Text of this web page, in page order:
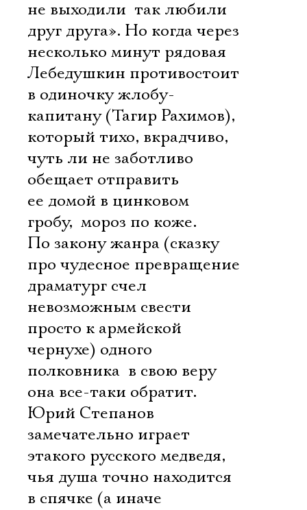
не выходили  так любили
друг друга». Но когда через
несколько минут рядовая
Лебедушкин противостоит
в одиночку жлобу-
капитану (Тагир Рахимов),
который тихо, вкрадчиво,
чуть ли не заботливо
обещает отправить
ее домой в цинковом
гробу,  мороз по коже.
По закону жанра (сказку
про чудесное превращение
драматург счел
невозможным свести
просто к армейской
чернухе) одного 
полковника  в свою веру
она все-таки обратит.
Юрий Степанов
замечательно играет
этакого русского медведя,
чья душа точно находится
в спячке (а иначе